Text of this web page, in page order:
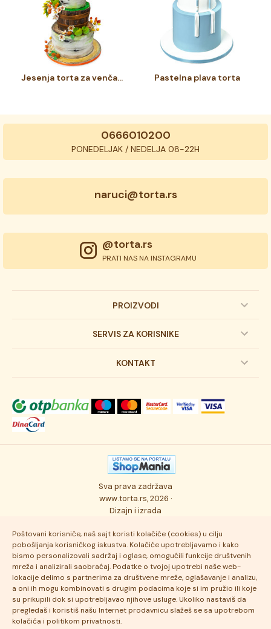
Jesenja torta za venčanje Pastelna plava torta
Poštovani korisniče, naš sajt koristi kolačiće (cookies) u cilju
pobošljanja korisničkog iskustva. Kolačiće upotrebljavamo i kako
bismo personalizovali sadržaj i oglase, omogućili funkcije društvenih
mreža i analizirali saobraćaj. Podatke o tvojoj upotrebi naše web-
lokacije delimo s partnerima za društvene mreže, oglašavanje i analizu,
a oni ih mogu kombinovati s drugim podacima koje si im pružio ili koje
su prikupili dok si upotrebljavao njihove usluge. Ukoliko nastaviš da
pregledaš i koristiš našu Internet prodavnicu slažeš se sa upotrebom
kolačića i politikom privatnosti.
0666010200
PONEDELJAK / NEDELJA 08-22H
naruci@torta.rs
@torta.rs
PRATI NAS NA INSTAGRAMU
PROIZVODI
Dečije torte
Svadbene torte
Torta klasici
Osmisli tortu
Ukusi torti
SERVIS ZA KORISNIKE
Prijava na newsletter
Dostava robe
Autorska prava
Politika privatnosti
Najčešće postavljana pitanja
KONTAKT
Novosti
Posao
Kontakt
Sva prava zadržava
www.torta.rs, 2026 ·
Dizajn i izrada